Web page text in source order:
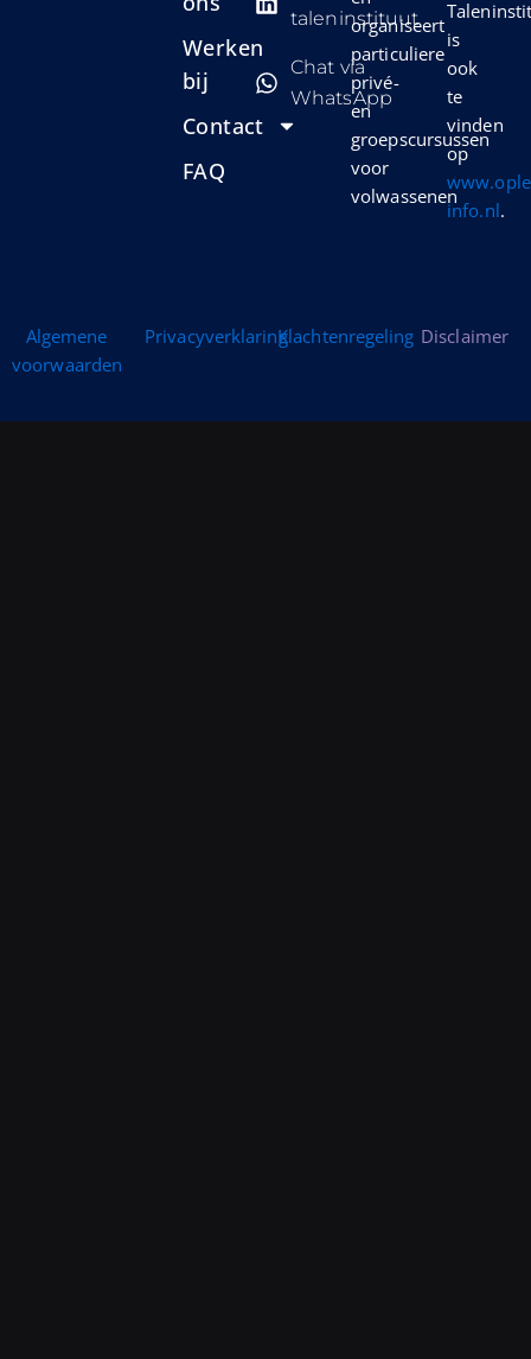
Werken
bij
Contact
FAQ
taleninstituut
Chat via
WhatsApp
organiseert
particuliere
privé-
en
groepscursussen
voor
volwassenen
is
ook
te
vinden
op
info.nl.
Algemene
voorwaarden
PrivacyverklaringKlachtenregeling Disclaimer